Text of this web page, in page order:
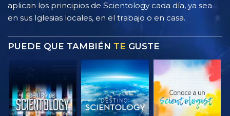
aplican los principios de Scientology cada día, ya sea
en sus Iglesias locales, en el trabajo o en casa.
PUEDE QUE TAMBIÉN TE GUSTE